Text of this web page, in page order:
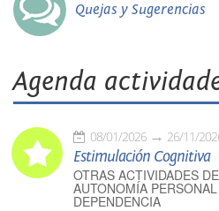
Quejas y Sugerencias
Agenda
08/01/2026 26/11/
Estimulación Cognitiva
OTRAS ACTIVIDADES
AUTONOMÍA
DEPENDENCIA